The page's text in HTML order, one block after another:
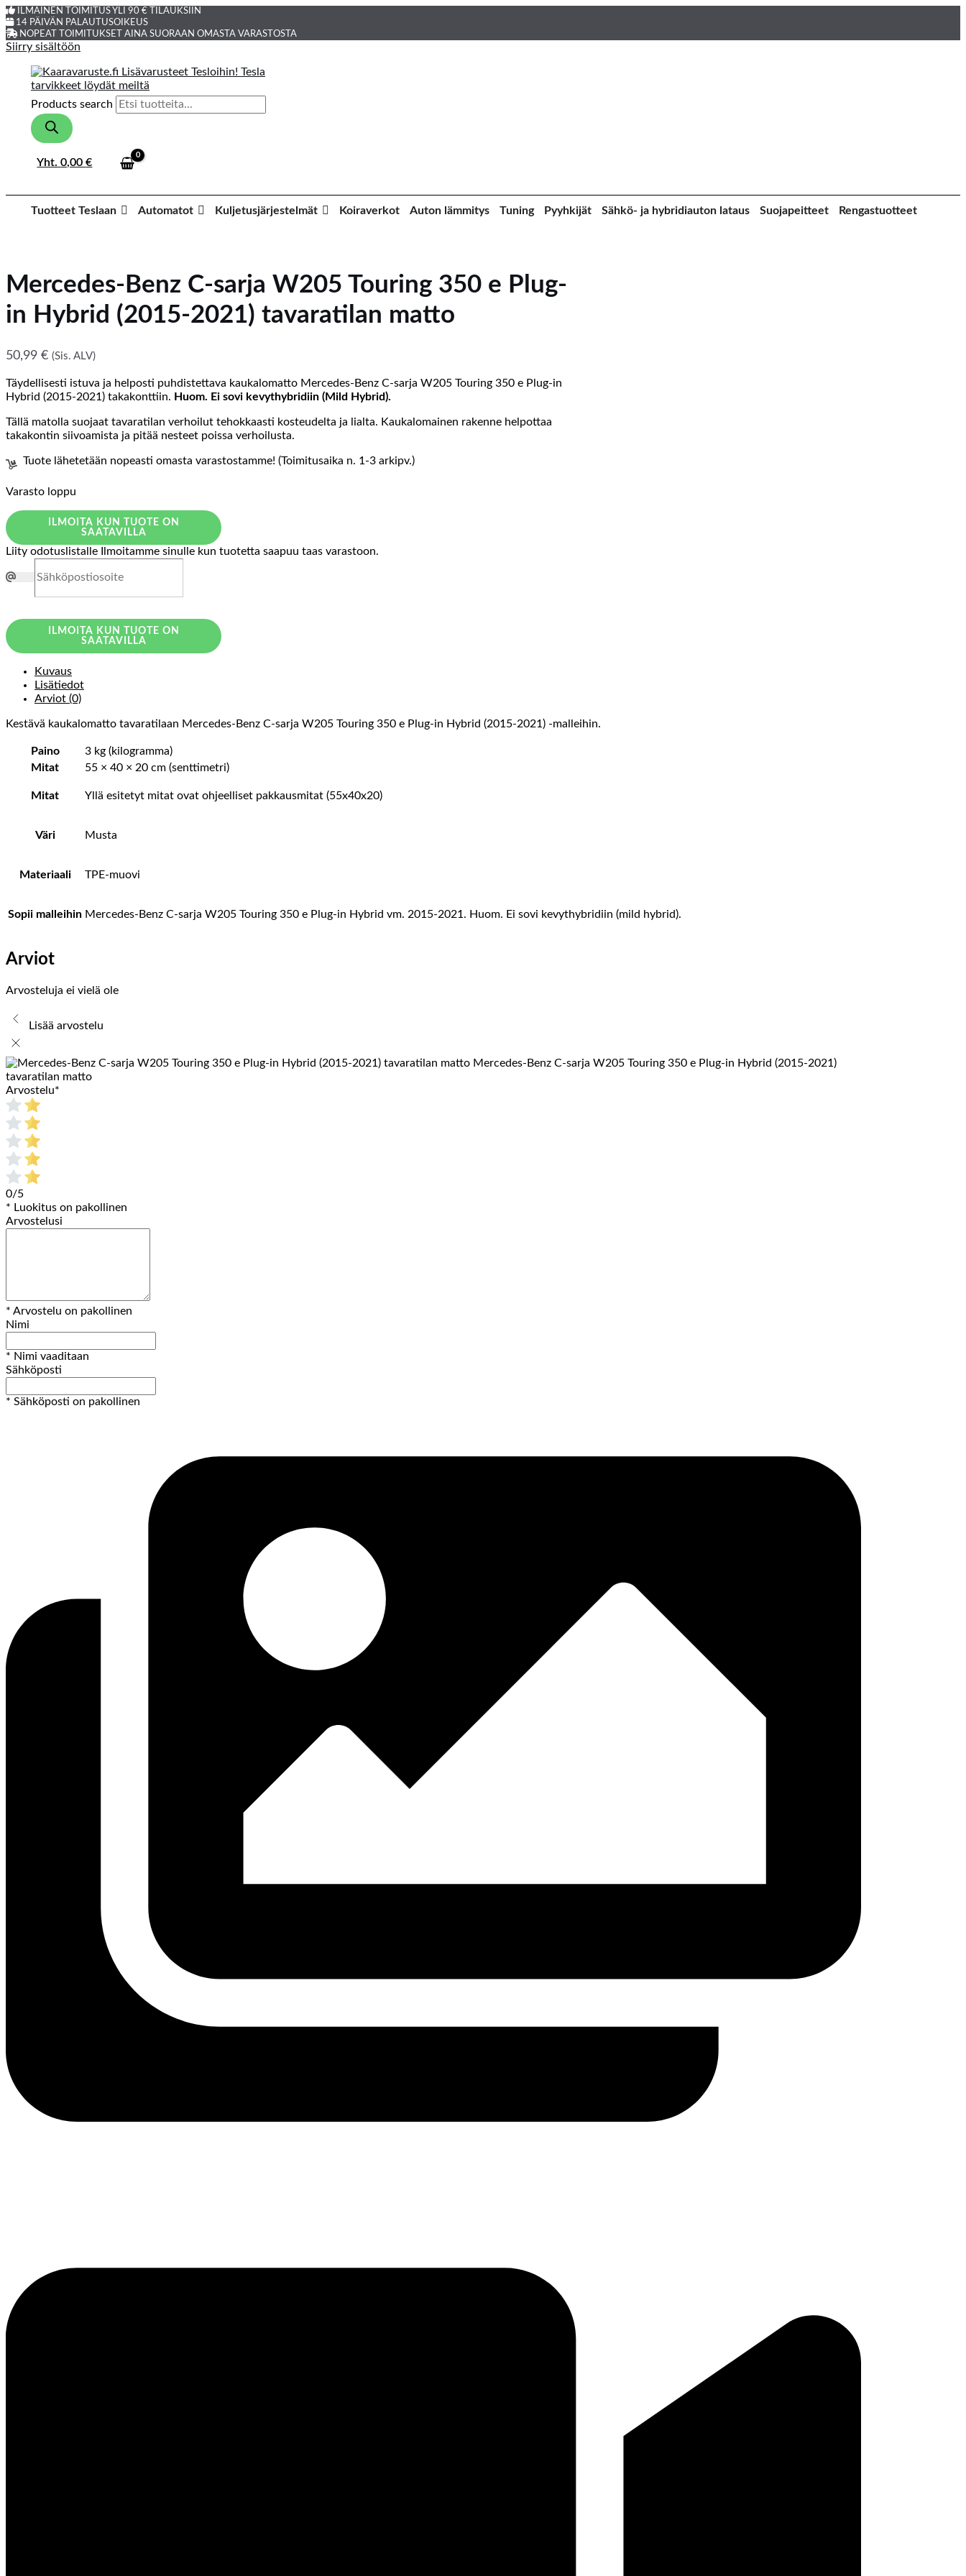
ILMAINEN TOIMITUS YLI 90 € TILAUKSIIN
14 PÄIVÄN PALAUTUSOIKEUS
NOPEAT TOIMITUKSET AINA SUORAAN OMASTA VARASTOSTA
Siirry sisältöön
Products search
Yht.0,00€
Tuotteet Teslaan Automatot Kuljetusjärjestelmät Koiraverkot Auton lämmitys Tuning Pyyhkijät Sähkö- ja hybridiauton lataus Suojapeitteet Rengastuotteet
Mercedes-Benz C-sarja W205 Touring 350 e Plug-
in Hybrid (2015-2021) tavaratilan matto
50,99 € (Sis. ALV)
Täydellisesti istuva ja helposti puhdistettava kaukalomatto Mercedes-Benz C-sarja W205 Touring 350 e Plug-in
Hybrid (2015-2021) takakonttiin. Huom. Ei sovi kevythybridiin (Mild Hybrid).
Tällä matolla suojaat tavaratilan verhoilut tehokkaasti kosteudelta ja lialta. Kaukalomainen rakenne helpottaa
takakontin siivoamista ja pitää nesteet poissa verhoilusta.
Tuote lähetetään nopeasti omasta varastostamme! (Toimitusaika n. 1-3 arkipv.)
Varasto loppu
ILMOITA KUN TUOTE ON
SAATAVILLA
Liity odotuslistalle Ilmoitamme sinulle kun tuotetta saapuu taas varastoon.
ILMOITA KUN TUOTE ON
SAATAVILLA
Kuvaus
Lisätiedot
Arviot (0)
Kestävä kaukalomatto tavaratilaan Mercedes-Benz C-sarja W205 Touring 350 e Plug-in Hybrid (2015-2021) -malleihin.
Paino
3 kg (kilogramma)
Mitat
55 × 40 × 20 cm (senttimetri)
Mitat Yllä esitetyt mitat ovat ohjeelliset pakkausmitat (55x40x20)
Väri Musta
Materiaali TPE-muovi
Sopii malleihin Mercedes-Benz C-sarja W205 Touring 350 e Plug-in Hybrid vm. 2015-2021. Huom. Ei sovi kevythybridiin (mild hybrid).
Arviot
Arvosteluja ei vielä ole
Lisää arvostelu
Mercedes-Benz C-sarja W205 Touring 350 e Plug-in Hybrid (2015-2021)
tavaratilan matto
Arvostelu*
0/5
* Luokitus on pakollinen
Arvostelusi
* Arvostelu on pakollinen
Nimi
* Nimi vaaditaan
Sähköposti
* Sähköposti on pakollinen